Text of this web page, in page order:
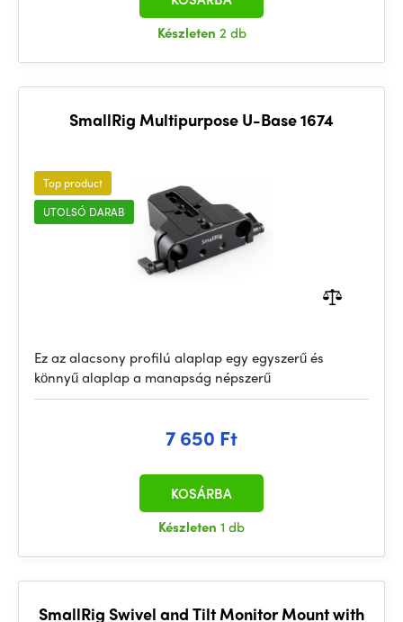
Készleten 2 db
SmallRig Multipurpose U-Base 1674
Top product
UTOLSÓ DARAB
Ez az alacsony profilú alaplap egy egyszerű és
könnyű alaplap a manapság népszerű
7 650 Ft
Készleten 1 db
KOSÁRBA
SmallRig Swivel and Tilt Monitor Mount with